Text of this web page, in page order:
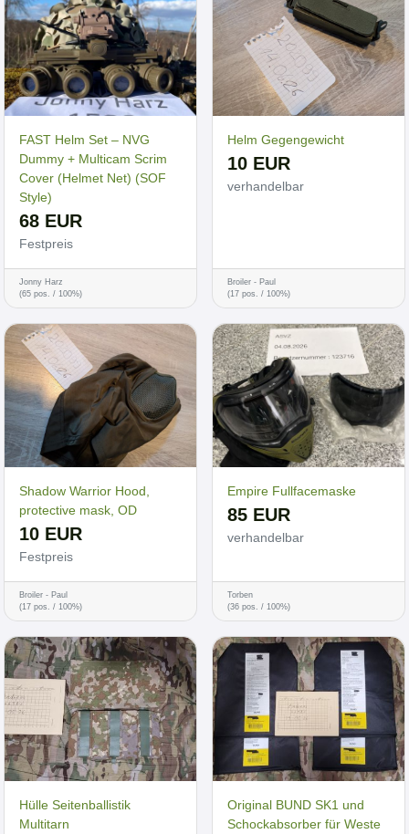
FAST Helm Set – NVG
Dummy + Multicam Scrim
Cover (Helmet Net) (SOF
Style)
68 EUR
Festpreis
Jonny Harz
(65 pos. / 100%)
Helm Gegengewicht
10 EUR
verhandelbar
Broiler - Paul
(17 pos. / 100%)
Shadow Warrior Hood,
protective mask, OD
10 EUR
Festpreis
Broiler - Paul
(17 pos. / 100%)
Empire Fullfacemaske
85 EUR
verhandelbar
Torben
(36 pos. / 100%)
Hülle Seitenballistik
Multitarn
Original BUND SK1 und
Schockabsorber für Weste